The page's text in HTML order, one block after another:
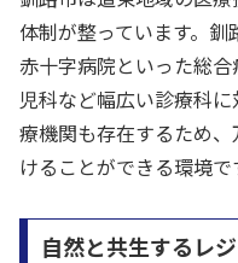
体制が整っています。
赤十字病院といった総
児科など幅広い診療科
療機関も存在するため
けることができる環境で
自然と共生するレ